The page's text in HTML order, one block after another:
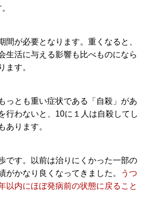
間が必要となります。重くなると、
生活に与える影響も比べものになら
ます。
っとも重い症状である 「自殺」 があ
行わないと、 10に１人は自殺してし
あります。
です。以前は治りにくかった一部の
がかなり良くなってきました。
うつ
以内にほぼ発病前の状態に戻ること